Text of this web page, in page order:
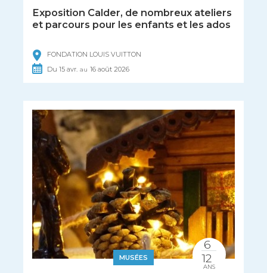
Exposition Calder, de nombreux ateliers
et parcours pour les enfants et les ados
FONDATION LOUIS VUITTON
Du15avr. au 16août 2026
MUSÉES
6
12
ANS